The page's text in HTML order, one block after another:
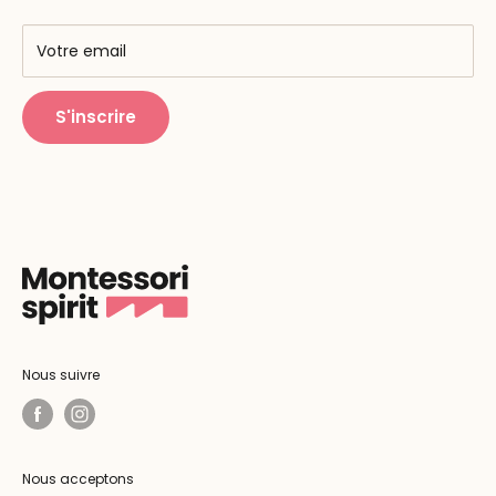
Centres de formation
Public Montessori
Votre email
S'inscrire
Nous suivre
Nous acceptons